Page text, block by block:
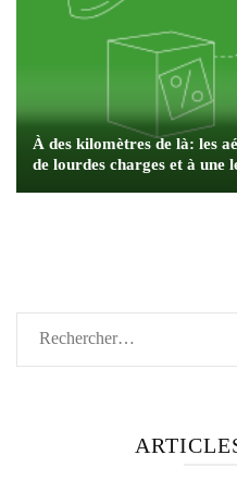
À des kilomètres de là: les
de lourdes charges et à une
Rechercher :